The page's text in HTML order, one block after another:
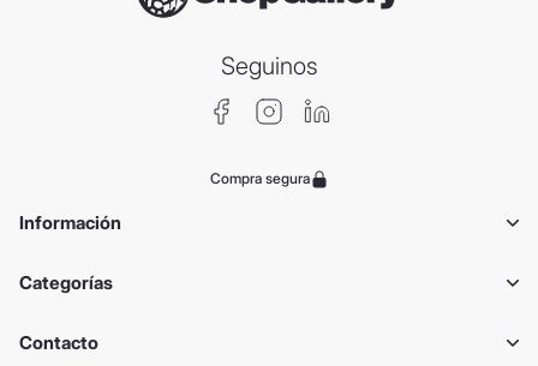
Seguinos
Compra segura
Información
Categorías
Contacto